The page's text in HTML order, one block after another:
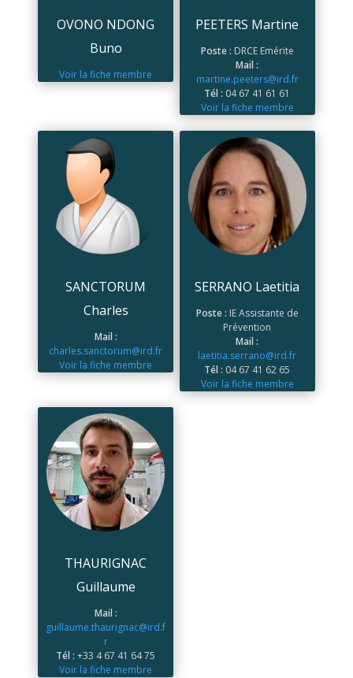
OVONO NDONG
Buno
Voir la fiche membre
PEETERS Martine
Poste : DRCE Emérite
Mail :
martine.peeters@ird.fr
Tél : 04 67 41 61 61
Voir la fiche membre
SANCTORUM
Charles
Mail :
charles.sanctorum@ird.fr
Voir la fiche membre
SERRANO Laetitia
Poste : IE Assistante de
Prévention
Mail :
laetitia.serrano@ird.fr
Tél : 04 67 41 62 65
Voir la fiche membre
THAURIGNAC
Guillaume
Mail :
guillaume.thaurignac@ird.f
r
Tél :+33 4 67 41 64 75
Voir la fiche membre